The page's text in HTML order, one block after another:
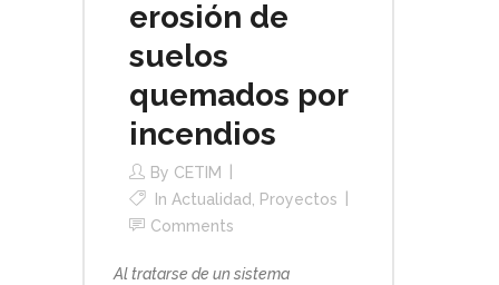
erosión de
suelos
quemados por
incendios
By CETIM
In Actualidad
Proyectos
Comments
Al tratarse de un sistema